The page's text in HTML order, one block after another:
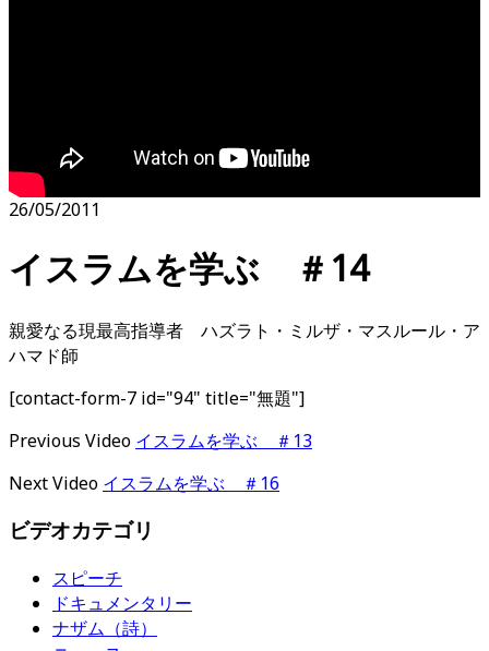
26/05/2011
イスラムを学ぶ ＃14
親愛なる現最高指導者 ハズラト・ミルザ・マスルール・ア
ハマド師
[contact-form-7 id="94" title="無題"]
Previous Video イスラムを学ぶ ＃13
Next Video イスラムを学ぶ ＃16
ビデオカテゴリ
スピーチ
ドキュメンタリー
ナザム（詩）